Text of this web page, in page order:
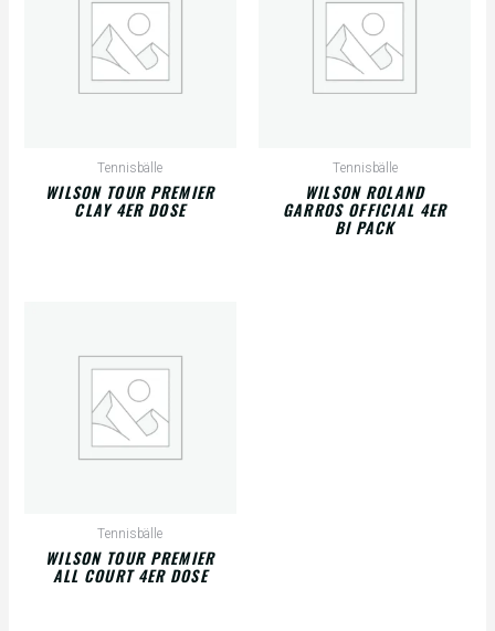
Tennisbälle
WILSON TOUR PREMIER
CLAY 4ER DOSE
Tennisbälle
WILSON ROLAND
GARROS OFFICIAL 4ER
BI PACK
Tennisbälle
WILSON TOUR PREMIER
ALL COURT 4ER DOSE